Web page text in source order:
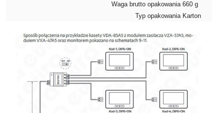
Waga brutto opakowania 660 g
Typ opakowania Karton